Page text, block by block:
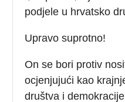
podjele u hrvatsko
Upravo suprotno!
On se bori protiv
ocjenjujući kao
društva i